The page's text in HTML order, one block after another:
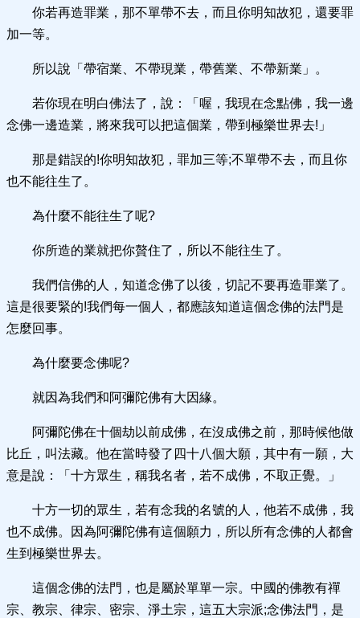
你若再造罪業，那不單帶不去，而且你明知故犯，還要罪
加一等。
所以說「帶宿業、不帶現業，帶舊業、不帶新業」。
若你現在明白佛法了，說：「喔，我現在念點佛，我一邊
念佛一邊造業，將來我可以把這個業，帶到極樂世界去!」
那是錯誤的!你明知故犯，罪加三等;不單帶不去，而且你
也不能往生了。
為什麼不能往生了呢?
你所造的業就把你贅住了，所以不能往生了。
我們信佛的人，知道念佛了以後，切記不要再造罪業了。
這是很要緊的!我們每一個人，都應該知道這個念佛的法門是
怎麼回事。
為什麼要念佛呢?
就因為我們和阿彌陀佛有大因緣。
阿彌陀佛在十個劫以前成佛，在沒成佛之前，那時候他做
比丘，叫法藏。他在當時發了四十八個大願，其中有一願，大
意是說：「十方眾生，稱我名者，若不成佛，不取正覺。」
十方一切的眾生，若有念我的名號的人，他若不成佛，我
也不成佛。因為阿彌陀佛有這個願力，所以所有念佛的人都會
生到極樂世界去。
這個念佛的法門，也是屬於單單一宗。中國的佛教有禪
宗、教宗、律宗、密宗、淨土宗，這五大宗派;念佛法門，是